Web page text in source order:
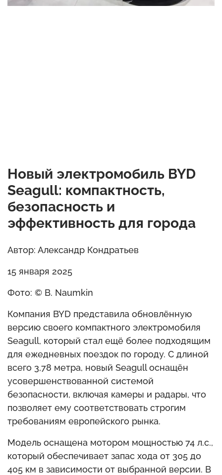
Новый электромобиль BYD
Seagull: компактность,
безопасность и
эффективность для города
Автор: Александр Кондратьев
15 января 2025
Фото: © B. Naumkin
Компания BYD представила обновлённую
версию своего компактного электромобиля
Seagull, который стал ещё более подходящим
для ежедневных поездок по городу. С длиной
всего 3,78 метра, новый Seagull оснащён
усовершенствованной системой
безопасности, включая камеры и радары, что
позволяет ему соответствовать строгим
требованиям европейского рынка.
Модель оснащена мотором мощностью 74 л.с.,
который обеспечивает запас хода от 305 до
405 км в зависимости от выбранной версии. В